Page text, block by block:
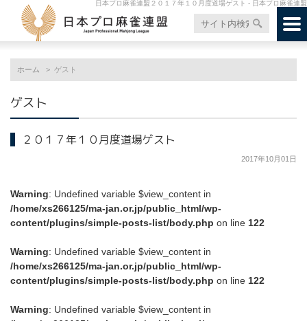
日本プロ麻雀連盟２０１７年１０月度道場ゲスト - 日本プロ麻雀連盟
ホーム ゲスト
ゲスト
２０１７年１０月度道場ゲスト
2017年10月01日
Warning: Undefined variable $view_content in
/home/xs266125/ma-jan.or.jp/public_html/wp-
content/plugins/simple-posts-list/body.php on line 122
Warning: Undefined variable $view_content in
/home/xs266125/ma-jan.or.jp/public_html/wp-
content/plugins/simple-posts-list/body.php on line 122
Warning: Undefined variable $view_content in